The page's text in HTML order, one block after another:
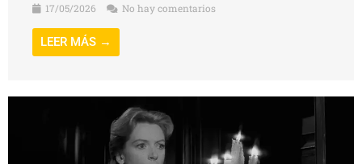
17/05/2026
No hay comentarios
LEER MÁS →